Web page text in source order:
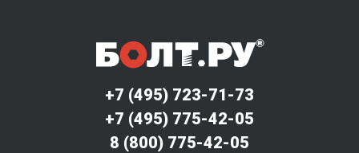
+7 (495) 723-71-73
+7 (495) 775-42-05
8 (800) 775-42-05